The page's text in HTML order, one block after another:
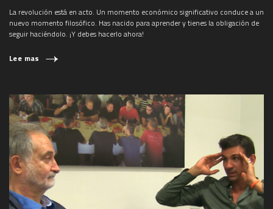
La revolución está en acto. Un momento económico significativo conduce a un
nuevo momento filosófico. Has nacido para aprender y tienes la obligación de
seguir haciéndolo. ¡Y debes hacerlo ahora!
Lee mas